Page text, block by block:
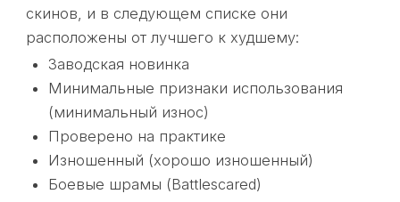
скинов, и в следующем списке они
расположены от лучшего к худшему:
Заводская новинка
Минимальные признаки использования
(минимальный износ)
Проверено на практике
Изношенный (хорошо изношенный)
Боевые шрамы (Battlescared)